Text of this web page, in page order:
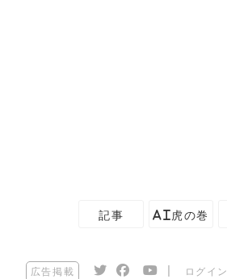
記事 AI虎の巻
広告掲載 ログイン